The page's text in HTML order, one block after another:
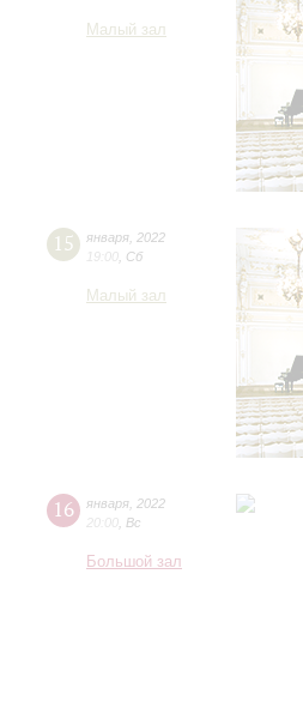
Малый зал
15 января 2022
19:00 Сб
Малый зал
16 января 2022
20:00 Вс
Большой зал